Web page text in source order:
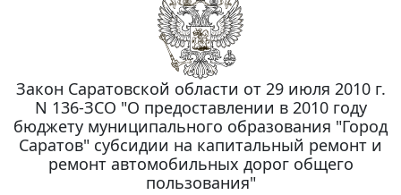
Закон Саратовской области от 29 июля 2010 г.
N 136-ЗСО "О предоставлении в 2010 году
бюджету муниципального образования "Город
Саратов" субсидии на капитальный ремонт и
ремонт автомобильных дорог общего
пользования"